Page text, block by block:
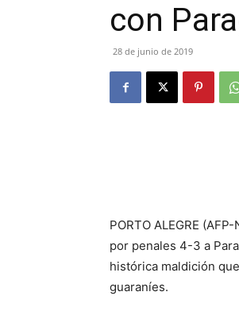
con
28 de junio de 2019
PORTO ALEGRE
por penales 4-3 a
histórica maldición
guaraníes.